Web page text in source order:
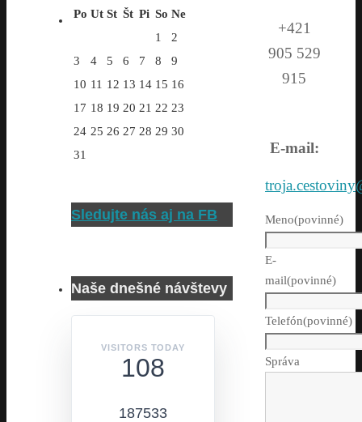
+421
905 529
915
E-mail:
Meno(povinné)
E-
mail(povinné)
Telefón(povinné)
Správa
Po Ut St Št Pi So Ne
1
2
3
4 5 6 7 8
9
10 11 12 13 14 15 16
17 18 19 20 21 22 23
24 25 26 27 28 29 30
31
Sledujte nás aj na FB
Naše dnešné návštevy
VISITORS TODAY
108
187533